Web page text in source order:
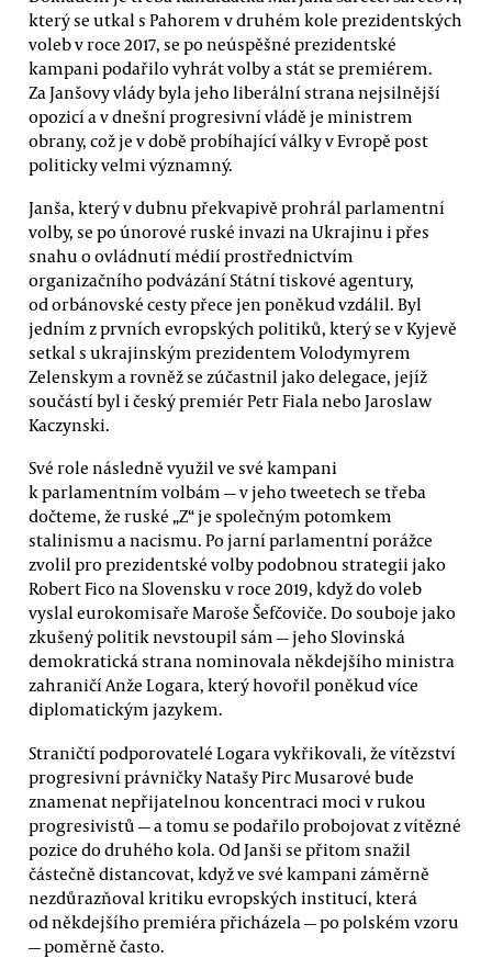
který se utkal s Pahorem v druhém kole prezidentských
voleb v roce 2017, se po neúspěšné prezidentské
kampani podařilo vyhrát volby a stát se premiérem.
Za Janšovy vlády byla jeho liberální strana nejsilnější
opozicí a v dnešní progresivní vládě je ministrem
obrany, což je v době probíhající války v Evropě post
politicky velmi významný.
Janša, který v dubnu překvapivě prohrál parlamentní
volby, se po únorové ruské invazi na Ukrajinu i přes
snahu o ovládnutí médií prostřednictvím
organizačního podvázání Státní tiskové agentury,
od orbánovské cesty přece jen poněkud vzdálil. Byl
jedním z prvních evropských politiků, který se v Kyjevě
setkal s ukrajinským prezidentem Volodymyrem
Zelenskym a rovněž se zúčastnil jako delegace, jejíž
součástí byl i český premiér Petr Fiala nebo Jaroslaw
Kaczynski.
Své role následně využil ve své kampani
k parlamentním volbám — v jeho tweetech se třeba
dočteme, že ruské „Z“ je společným potomkem
stalinismu a nacismu. Po jarní parlamentní porážce
zvolil pro prezidentské volby podobnou strategii jako
Robert Fico na Slovensku v roce 2019, když do voleb
vyslal eurokomisaře Maroše Šefčoviče. Do souboje jako
zkušený politik nevstoupil sám — jeho Slovinská
demokratická strana nominovala někdejšího ministra
zahraničí Anže Logara, který hovořil poněkud více
diplomatickým jazykem.
Straničtí podporovatelé Logara vykřikovali, že vítězství
progresivní právničky Natašy Pirc Musarové bude
znamenat nepřijatelnou koncentraci moci v rukou
progresivistů — a tomu se podařilo probojovat z vítězné
pozice do druhého kola. Od Janši se přitom snažil
částečně distancovat, když ve své kampani záměrně
nezdůrazňoval kritiku evropských institucí, která
od někdejšího premiéra přicházela — po polském vzoru
— poměrně často.